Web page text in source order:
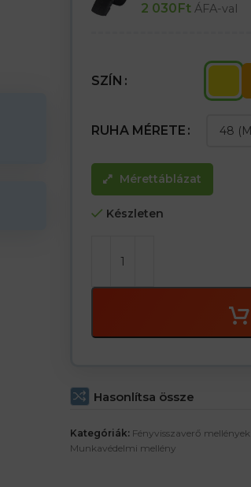
2 030Ft ÁFA-val
SZÍN
RUHA MÉRETE
Mérettáblázat
Készleten
Hasonlítsa össze
Kategóriák: Fényvisszaverő mellények
Munkavédelmi mellény